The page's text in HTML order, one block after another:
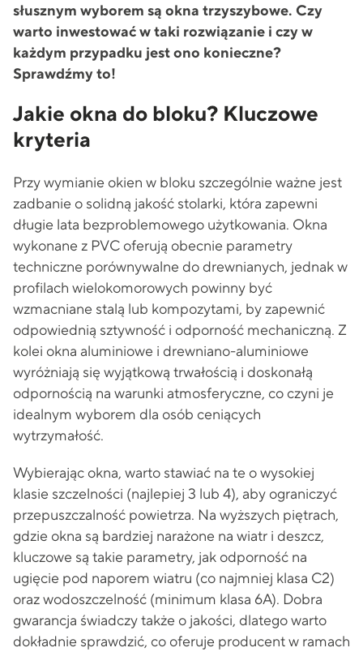
słusznym wyborem są okna trzyszybowe. Czy
warto inwestować w taki rozwiązanie i czy w
każdym przypadku jest ono konieczne?
Sprawdźmy to!
Jakie okna do bloku? Kluczowe
kryteria
Przy wymianie okien w bloku szczególnie ważne jest
zadbanie o solidną jakość stolarki, która zapewni
długie lata bezproblemowego użytkowania. Okna
wykonane z PVC oferują obecnie parametry
techniczne porównywalne do drewnianych, jednak w
profilach wielokomorowych powinny być
wzmacniane stalą lub kompozytami, by zapewnić
odpowiednią sztywność i odporność mechaniczną. Z
kolei okna aluminiowe i drewniano-aluminiowe
wyróżniają się wyjątkową trwałością i doskonałą
odpornością na warunki atmosferyczne, co czyni je
idealnym wyborem dla osób ceniących
wytrzymałość.
Wybierając okna, warto stawiać na te o wysokiej
klasie szczelności (najlepiej 3 lub 4), aby ograniczyć
przepuszczalność powietrza. Na wyższych piętrach,
gdzie okna są bardziej narażone na wiatr i deszcz,
kluczowe są takie parametry, jak odporność na
ugięcie pod naporem wiatru (co najmniej klasa C2)
oraz wodoszczelność (minimum klasa 6A). Dobra
gwarancja świadczy także o jakości, dlatego warto
dokładnie sprawdzić, co oferuje producent w ramach